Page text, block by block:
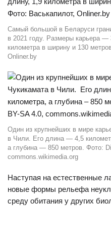
Самый большой в Беларуси
в 2021 году. Размеры карьера —
километра в ширину и 130
Onliner.by
Один из крупнейших в мире
в Чили. Его длина — 4,5
а глубина — 850 метров. Фото:
commons.wikimedia.org
Наступая на естественные
новые формы рельефа
среду обитания у других